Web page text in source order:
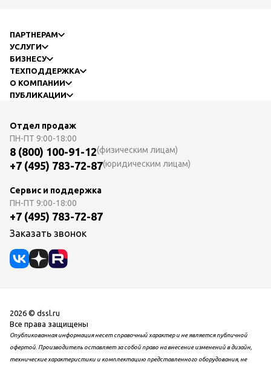
ПАРТНЕРАМ
УСЛУГИ
БИЗНЕСУ
ТЕХПОДДЕРЖКА
О КОМПАНИИ
ПУБЛИКАЦИИ
Отдел продаж
ПН-ПТ 9:00-18:00
8 (800) 100-91-12(физическим лицам)
+7 (495) 783-72-87(юридическим лицам)
Сервис и поддержка
ПН-ПТ 9:00-18:00
+7 (495) 783-72-87
Заказать звонок
2026 © dssl.ru
Все права защищены
Опубликованная информация несет справочный характер и не является публичной
офертой. Производитель оставляет за собой право на внесение изменений в дизайн,
технические характеристики и комплектацию представленного оборудования, не